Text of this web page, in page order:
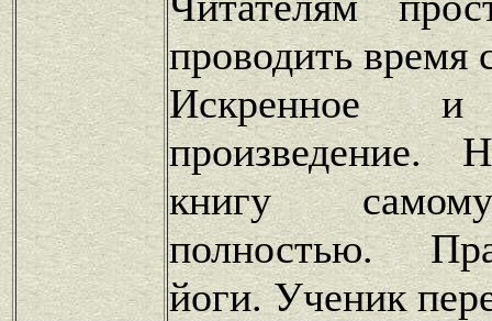
проводить время
Искренное и
книгу
полностью.
йоги. Ученик